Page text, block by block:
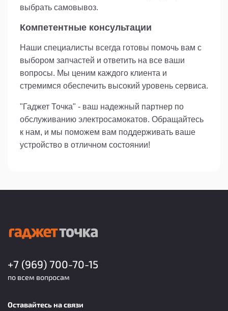
выбрать самовывоз.
Компетентные консультации
Наши специалисты всегда готовы помочь вам с
выбором запчастей и ответить на все ваши
вопросы. Мы ценим каждого клиента и
стремимся обеспечить высокий уровень сервиса.
"Гаджет Точка" - ваш надежный партнер по
обслуживанию электросамокатов. Обращайтесь
к нам, и мы поможем вам поддерживать ваше
устройство в отличном состоянии!
+7 (969) 700-70-15
по всем вопросам
Оставайтесь на связи